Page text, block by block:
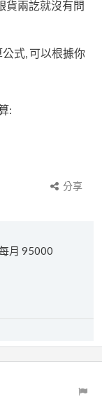
貨兩訖就沒有問
式, 可以根據你
:
分享
月 95000